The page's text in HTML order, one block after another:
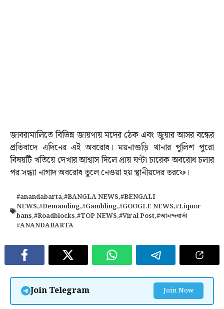
জাবরামালিতে বিভিন্ন জায়গায় মদের ঠেক এবং জুয়ার আসর বন্ধের
প্রতিবাদে এদিনের এই অবরোধ। ময়নাগুড়ি থানার পুলিশ পুরো
বিষয়টি খতিয়ে দেখার আশ্বাস দিলে প্রায় ঘণ্টা চারেক অবরোধ চলার
পর সন্ধ্যা নাগাদ অবরোধ তুলে নেওয়া হয় স্থানীয়দের তরফে।
#anandabarta,#BANGLA NEWS,#BENGALI
NEWS,#Demanding,#Gambling,#GOOGLE NEWS,#Liquor
bans,#Roadblocks,#TOP NEWS,#Viral Post,#আনন্দবার্তা
#ANANDABARTA
Join Telegram Join Now